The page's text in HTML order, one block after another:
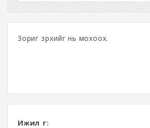
Зориг зүрхийг нь мохоох.
Ижил үг: